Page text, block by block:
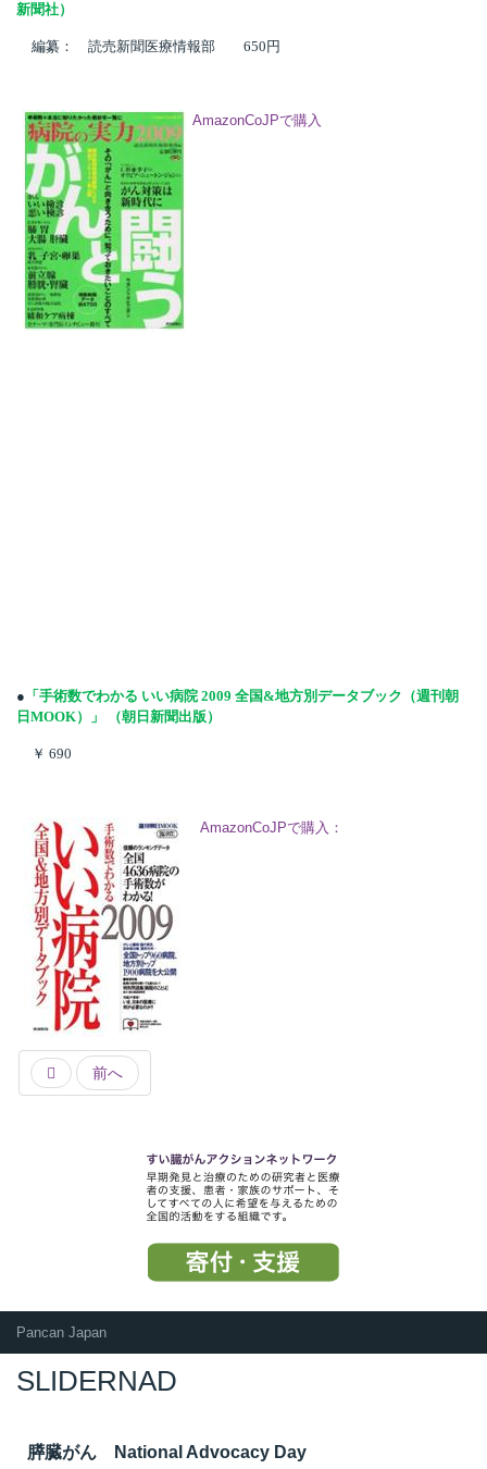
新聞社）
編纂： 読売新聞医療情報部 650 円
AmazonCoJPで購入
● 「手術数でわかる いい病院 2009 全国&地方別データブック（週刊朝
日 MOOK）」 （朝日新聞出版）
￥ 690
AmazonCoJPで購入：
前へ
Pancan Japan
SLIDERNAD
膵臓がん National Advocacy Day